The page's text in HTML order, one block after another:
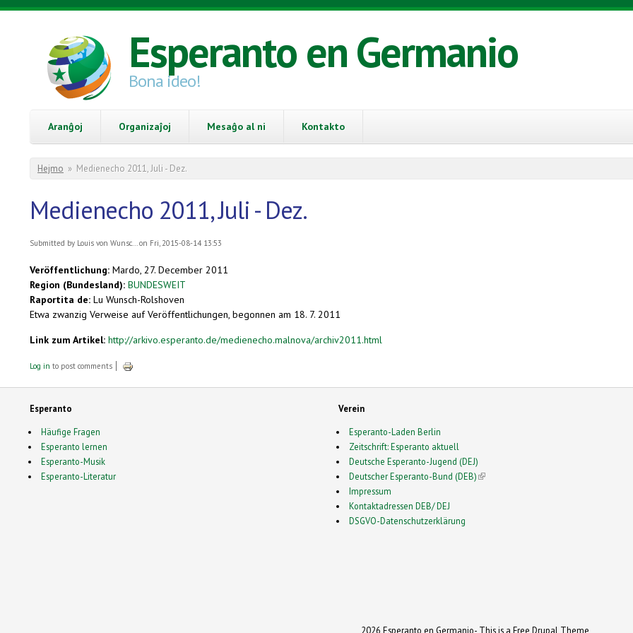
Skip to main content
Esperanto en Germanio
Bona ideo!
Aranĝoj Organizaĵoj Mesaĝo al ni Kontakto
You are here
Hejmo » Medienecho 2011, Juli - Dez.
Medienecho 2011, Juli - Dez.
Submitted by Louis von Wunsc...on Fri, 2015-08-14 13:53
Veröffentlichung: Mardo, 27. December 2011
Region (Bundesland): BUNDESWEIT
Raportita de: Lu Wunsch-Rolshoven
Etwa zwanzig Verweise auf Veröffentlichungen, begonnen am 18. 7. 2011
Link zum Artikel: http://arkivo.esperanto.de/medienecho.malnova/archiv2011.html
Log in to post comments
Esperanto
Häufige Fragen
Esperanto lernen
Esperanto-Musik
Esperanto-Literatur
Verein
Esperanto-Laden Berlin
Zeitschrift: Esperanto aktuell
Deutsche Esperanto-Jugend (DEJ)
Deutscher Esperanto-Bund (DEB)(link is external)
Impressum
Kontaktadressen DEB/ DEJ
DSGVO-Datenschutzerklärung
2026 Esperanto en Germanio- This is a Free Drupal Theme